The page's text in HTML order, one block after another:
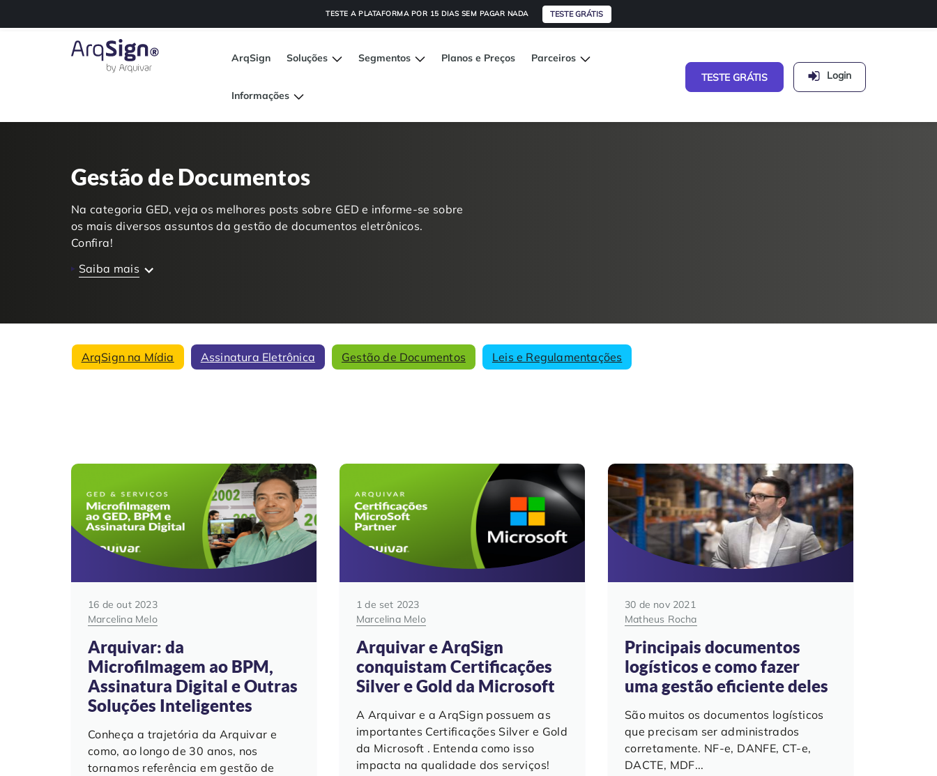
TESTE A PLATAFORMA POR 15 DIAS SEM PAGAR NADA TESTE GRÁTIS
ArqSign Soluções Segmentos Planos e Preços Parceiros
Informações
TESTE GRÁTIS Login
Gestão de Documentos
Na categoria GED, veja os melhores posts sobre GED e informe-se sobre
os mais diversos assuntos da gestão de documentos eletrônicos.
Confira!
Saiba mais
ArqSign na Mídia Assinatura Eletrônica Gestão de Documentos Leis e Regulamentações
16 de out 2023
Marcelina Melo
Arquivar: da
Microfilmagem ao BPM,
Assinatura Digital e Outras
Soluções Inteligentes
Conheça a trajetória da Arquivar e
como, ao longo de 30 anos, nos
tornamos referência em gestão de
1 de set 2023
Marcelina Melo
Arquivar e ArqSign
conquistam Certificações
Silver e Gold da Microsoft
A Arquivar e a ArqSign possuem as
importantes Certificações Silver e Gold
da Microsoft . Entenda como isso
impacta na qualidade dos serviços!
30 de nov 2021
Matheus Rocha
Principais documentos
logísticos e como fazer
uma gestão eficiente deles
São muitos os documentos logísticos
que precisam ser administrados
corretamente. NF-e, DANFE, CT-e,
DACTE, MDF...